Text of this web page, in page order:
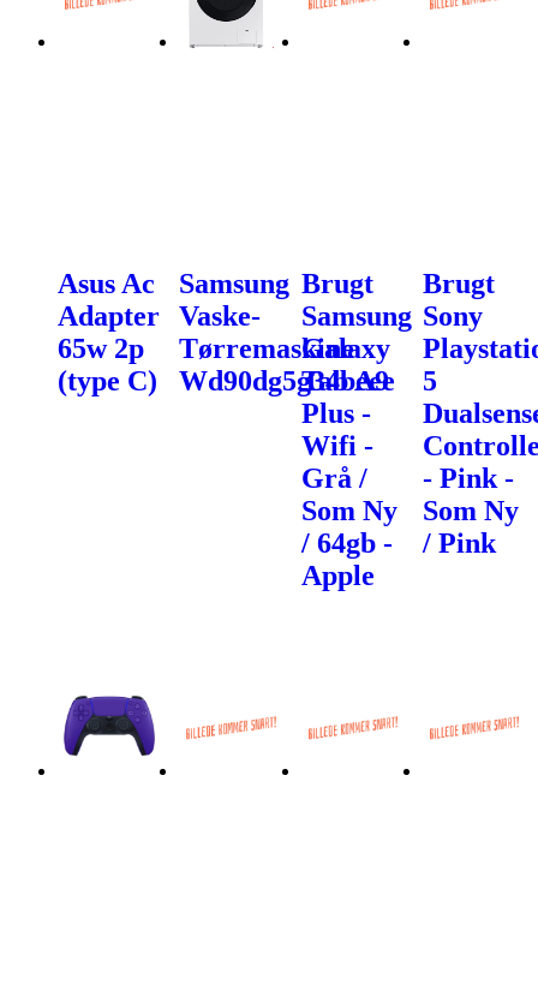
Asus Ac
Adapter
65w 2p
(type C)
Samsung
Vaske-
Tørremaskine
Wd90dg5g34beee
Brugt
Samsung
Galaxy
Tab A9
Plus -
Wifi -
Grå /
Som Ny
/ 64gb -
Apple
Brugt
Sony
5
- Pink -
Som Ny
/ Pink